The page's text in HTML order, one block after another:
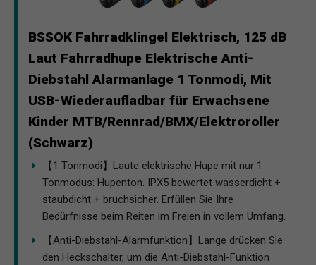
BSSOK Fahrradklingel Elektrisch, 125 dB
Laut Fahrradhupe Elektrische Anti-
Diebstahl Alarmanlage 1 Tonmodi, Mit
USB-Wiederaufladbar für Erwachsene
Kinder MTB/Rennrad/BMX/Elektroroller
(Schwarz)
【1 Tonmodi】Laute elektrische Hupe mit nur 1
Tonmodus: Hupenton. IPX5 bewertet wasserdicht +
staubdicht + bruchsicher. Erfüllen Sie Ihre
Bedürfnisse beim Reiten im Freien in vollem Umfang.
【Anti-Diebstahl-Alarmfunktion】Lange drücken Sie
den Heckschalter, um die Anti-Diebstahl-Funktion